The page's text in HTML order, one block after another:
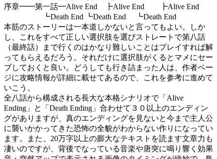
序章━━第一話━Alive End ┣Alive End ┣Alive End
┗Death End ┗Death End ┗Death End
本筋のストーリーは一本道しかないと言ってもよい。しか
し、これをすべて正しい選択肢を選びストレートで第八話
（最終話）まで行くのはかなり難しいことはプレイすれば解
ってもらえるだろう。それだけに選択肢がくるとマメにセー
ブしておくと良い。どうしても行き詰まった人は、作者ペー
ジに攻略情報が詳細に載せてあるので、これを参考に進めて
いこう。
全八話から構成される長大な本格シナリオで「Alive
Ending」と「Death Ending」合わせて３０以上のエンディン
グがありますが、真のエンディングを見ないと今まで主人公
に襲いかかってきた恐怖の全貌がわからない作りになってい
ます。また、20万字以上の膨大なテキストを読ます文章力も
凄いのですが、背後でなっている音楽や唐突に鳴り響く効果